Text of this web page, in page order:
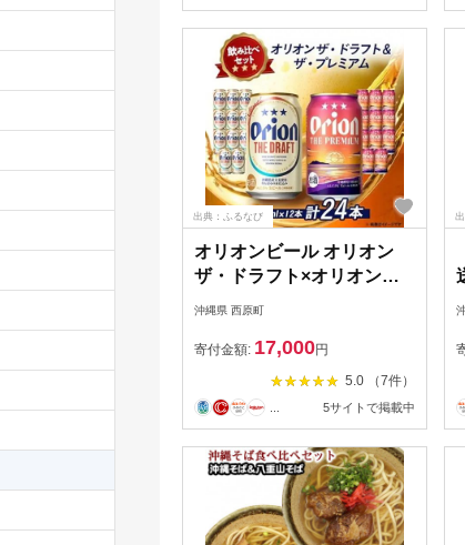
出典：ふるなび
オリオンビール オリオン
ザ・ドラフト×オリオン
ザ・プレミアム合計24本(各
【1521144】
沖縄県 西原町
寄付金額: 17,000円
5.0 （7件）
5サイトで掲載中